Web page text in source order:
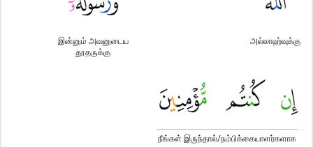
அல்லாஹ்வுக்கு
இன்னும் அவனுடைய
தூதருக்கு
நீங்கள் இருந்தால்/நம்பிக்கையாளர்களாக